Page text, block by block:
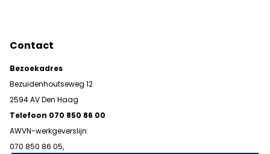
Contact
Bezoekadres
Bezuidenhoutseweg 12
2594 AV Den Haag
Telefoon 070 850 86 00
AWVN-werkgeverslijn:
070 850 86 05,